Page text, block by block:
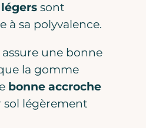
sont
à sa polyvalence.
assure une bonne
la gomme
bonne accroche
sol légèrement